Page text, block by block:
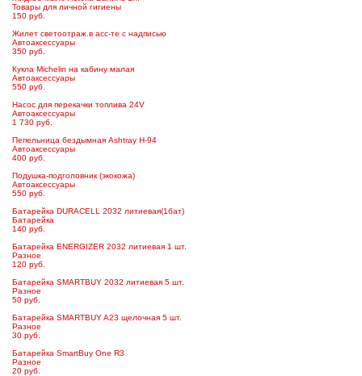
Товары для личной гигиены
150 руб.
Жилет светоотраж.в асс-те с надписью
Автоаксессуары
350 руб.
Кукла Michelin на кабину малая
Автоаксессуары
550 руб.
Насос для перекачки топлива 24V
Автоаксессуары
1 730 руб.
Пепельница бездымная Ashtray H-94
Автоаксессуары
400 руб.
Подушка-подголовник (экокожа)
Автоаксессуары
550 руб.
Батарейка DURACELL 2032 литиевая(1бат)
Батарейка
140 руб.
Батарейка ENERGIZER 2032 литиевая 1 шт.
Разное
120 руб.
Батарейка SMARTBUY 2032 литиевая 5 шт.
Разное
50 руб.
Батарейка SMARTBUY A23 щелочная 5 шт.
Разное
30 руб.
Батарейка SmartBuy One R3
Разное
20 руб.